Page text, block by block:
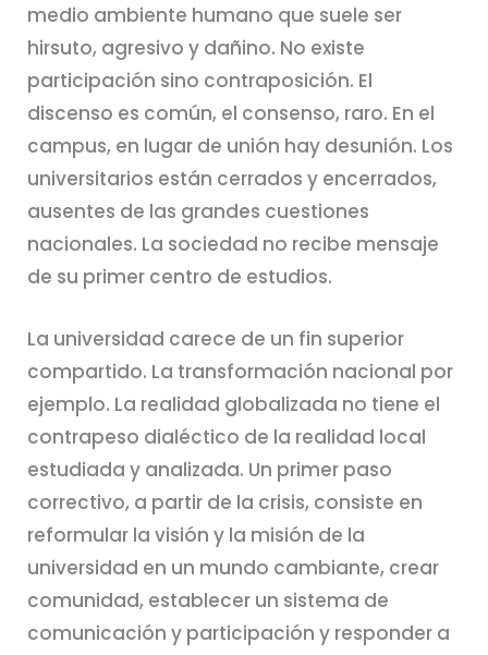
medio ambiente humano que suele ser
hirsuto, agresivo y dañino. No existe
participación sino contraposición. El
discenso es común, el consenso, raro. En el
campus, en lugar de unión hay desunión. Los
universitarios están cerrados y encerrados,
ausentes de las grandes cuestiones
nacionales. La sociedad no recibe mensaje
de su primer centro de estudios.
La universidad carece de un fin superior
compartido. La transformación nacional por
ejemplo. La realidad globalizada no tiene el
contrapeso dialéctico de la realidad local
estudiada y analizada. Un primer paso
correctivo, a partir de la crisis, consiste en
reformular la visión y la misión de la
universidad en un mundo cambiante, crear
comunidad, establecer un sistema de
comunicación y participación y responder a